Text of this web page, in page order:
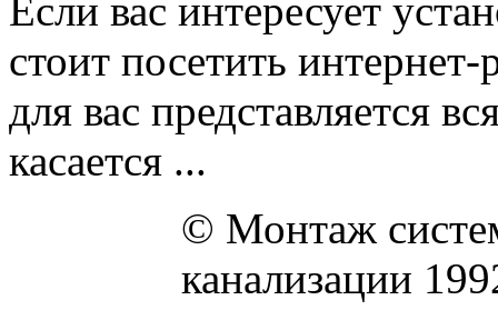
Если вас интересует
стоит посетить
для вас представляется
касается ...
© Монтаж
канализации